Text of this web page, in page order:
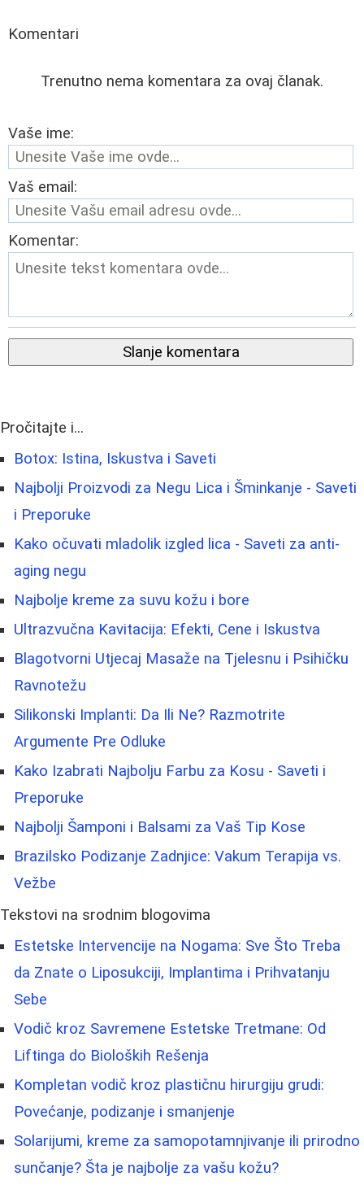
Komentari
Trenutno nema komentara za ovaj članak.
Vaše ime:
Vaš email:
Komentar:
Slanje komentara
Pročitajte i...
Botox: Istina, Iskustva i Saveti
Najbolji Proizvodi za Negu Lica i Šminkanje - Saveti
i Preporuke
Kako očuvati mladolik izgled lica - Saveti za anti-
aging negu
Najbolje kreme za suvu kožu i bore
Ultrazvučna Kavitacija: Efekti, Cene i Iskustva
Blagotvorni Utjecaj Masaže na Tjelesnu i Psihičku
Ravnotežu
Silikonski Implanti: Da Ili Ne? Razmotrite
Argumente Pre Odluke
Kako Izabrati Najbolju Farbu za Kosu - Saveti i
Preporuke
Najbolji Šamponi i Balsami za Vaš Tip Kose
Brazilsko Podizanje Zadnjice: Vakum Terapija vs.
Vežbe
Tekstovi na srodnim blogovima
Estetske Intervencije na Nogama: Sve Što Treba
da Znate o Liposukciji, Implantima i Prihvatanju
Sebe
Vodič kroz Savremene Estetske Tretmane: Od
Liftinga do Bioloških Rešenja
Kompletan vodič kroz plastičnu hirurgiju grudi:
Povećanje, podizanje i smanjenje
Solarijumi, kreme za samopotamnjivanje ili prirodno
sunčanje? Šta je najbolje za vašu kožu?